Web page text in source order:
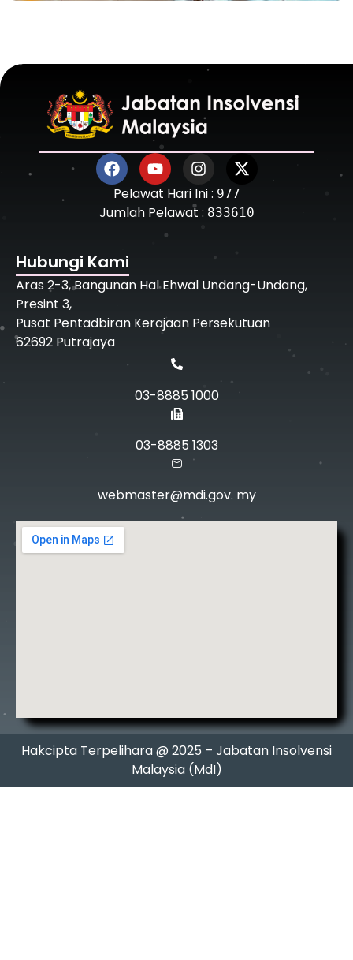
Pelawat Hari Ini : 977
Jumlah Pelawat : 833610
Hubungi Kami
Aras 2-3, Bangunan Hal Ehwal Undang-Undang,
Presint 3,
Pusat Pentadbiran Kerajaan Persekutuan
62692 Putrajaya
03-8885 1000
03-8885 1303
webmaster@mdi.gov. my
Hakcipta Terpelihara @ 2025 – Jabatan Insolvensi
Malaysia (MdI)